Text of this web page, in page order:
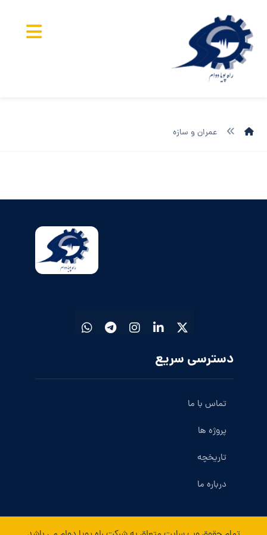
عمران و سازه
دسترسی سریع
تماس با ما
پروژه ها
تاریخچه
درباره ما